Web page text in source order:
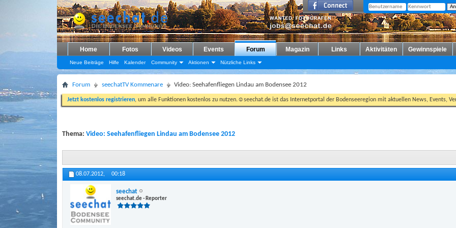
Home Fotos Videos Events Forum
Neue Beiträge Hilfe Kalender Community Aktionen Nützliche Links
Magazin Links Aktivitäten Gewinnspiele
Forum seechatTV Kommenare Video: Seehafenfliegen Lindau am Bodensee 2012
Jetzt kostenlos registrieren, um alle Funktionen kostenlos zu nutzen.☺seechat.de ist das Internetportal der Bodenseeregion mit aktuellen News, Events,
Thema: Video: Seehafenfliegen Lindau am Bodensee 2012
08.07.2012, 00:18
seechat
seechat.de - Reporter